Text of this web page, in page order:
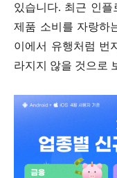
있습니다. 최근 인플
제품 소비를 자랑하
이에서 유행처럼 번
라지지 않을 것으로